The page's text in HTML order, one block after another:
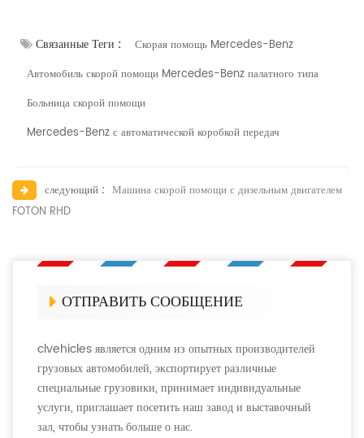
Связанные Теги :
Скорая помощь Mercedes-Benz
Автомобиль скорой помощи Mercedes-Benz палатного типа
Больница скорой помощи
Mercedes-Benz с автоматической коробкой передач
следующий : Машина скорой помощи с дизельным двигателем
FOTON RHD
ОТПРАВИТЬ СООБЩЕНИЕ
clvehicles является одним из опытных производителей
грузовых автомобилей, экспортирует различные
специальные грузовики, принимает индивидуальные
услуги, приглашает посетить наш завод и выставочный
зал, чтобы узнать больше о нас.